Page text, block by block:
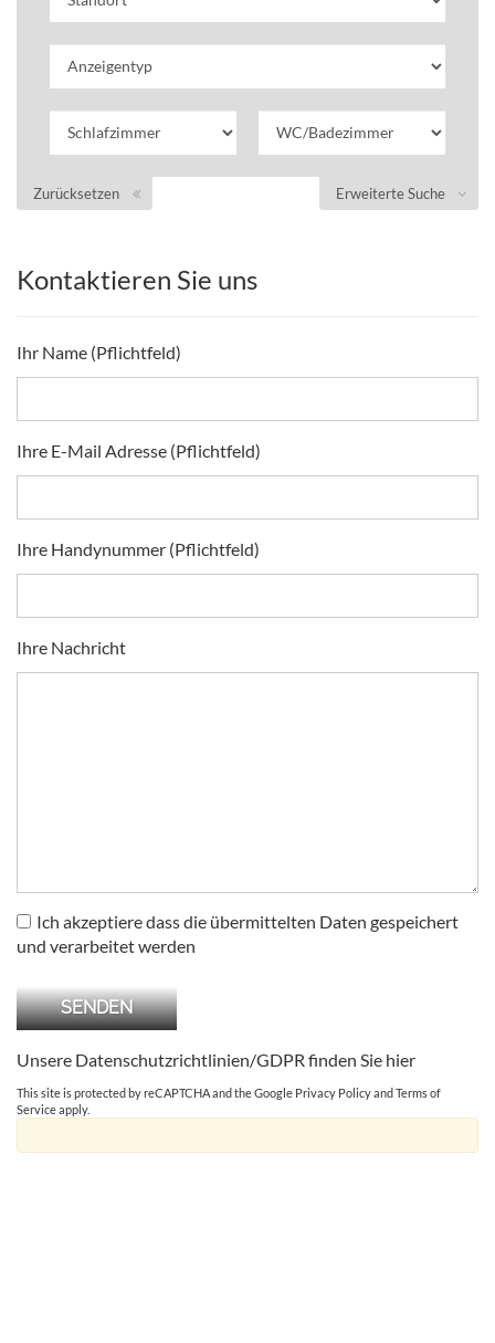
Erweiterte Suche
Zurücksetzen
Kontaktieren Sie uns
Ihr Name (Pflichtfeld)
Ihre E-Mail Adresse (Pflichtfeld)
Ihre Handynummer (Pflichtfeld)
Ihre Nachricht
Ich akzeptiere dass die übermittelten Daten gespeichert
und verarbeitet werden
Unsere Datenschutzrichtlinien/GDPR finden Sie hier
This site is protected by reCAPTCHA and the Google Privacy PolicyandTerms of
Serviceapply.